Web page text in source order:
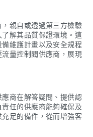
親自或透過第三方檢驗
解其品質保證環境。這
維護計畫以及安全規程
量控制閥供應商，展現
商在解答疑問、提供認
任的供應商能夠確保及
足的備件，從而增強客